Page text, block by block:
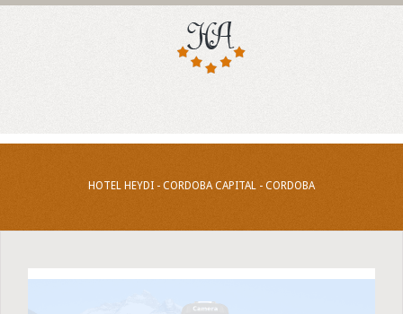
HOTEL HEYDI - CORDOBA CAPITAL - CORDOBA